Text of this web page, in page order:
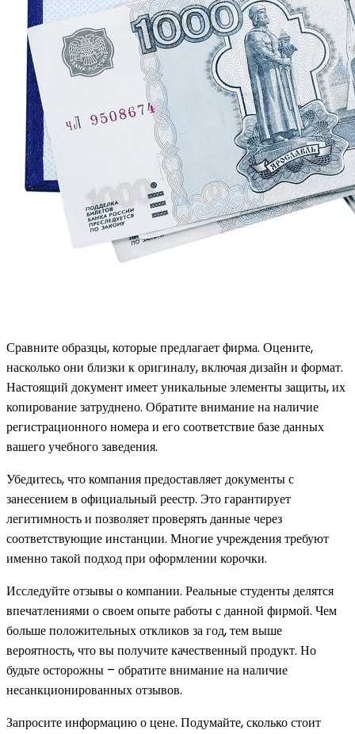
Сравните образцы, которые предлагает фирма. Оцените,
насколько они близки к оригиналу, включая дизайн и формат.
Настоящий документ имеет уникальные элементы защиты, их
копирование затруднено. Обратите внимание на наличие
регистрационного номера и его соответствие базе данных
вашего учебного заведения.
Убедитесь, что компания предоставляет документы с
занесением в официальный реестр. Это гарантирует
легитимность и позволяет проверять данные через
соответствующие инстанции. Многие учреждения требуют
именно такой подход при оформлении корочки.
Исследуйте отзывы о компании. Реальные студенты делятся
впечатлениями о своем опыте работы с данной фирмой. Чем
больше положительных откликов за год, тем выше
вероятность, что вы получите качественный продукт. Но
будьте осторожны – обратите внимание на наличие
несанкционированных отзывов.
Запросите информацию о цене. Подумайте, сколько стоит